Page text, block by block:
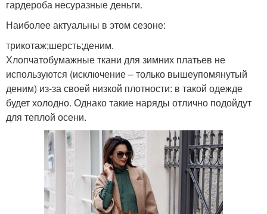
гардероба несуразные деньги.
Наиболее актуальны в этом сезоне:
трикотаж;шерсть;деним.
Хлопчатобумажные ткани для зимних платьев не
используются (исключение – только вышеупомянутый
деним) из-за своей низкой плотности: в такой одежде
будет холодно. Однако такие наряды отлично подойдут
для теплой осени.